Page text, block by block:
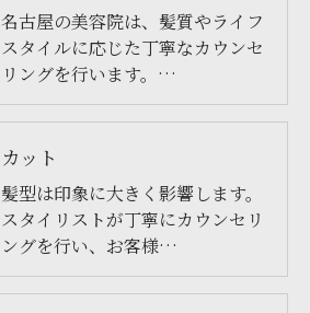
名古屋の美容院は、髪質やライフ
スタイルに応じた丁寧なカウンセ
リングを行います。…
カット
髪型は印象に大きく影響します。
スタイリストが丁寧にカウンセリ
ングを行い、お客様…